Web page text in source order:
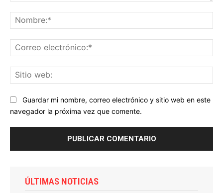
Guardar mi nombre, correo electrónico y sitio web en este
navegador la próxima vez que comente.
ÚLTIMAS NOTICIAS